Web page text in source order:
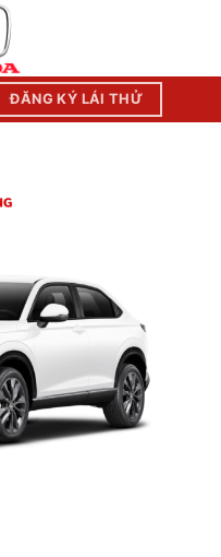
ĐĂNG KÝ LÁI THỬ